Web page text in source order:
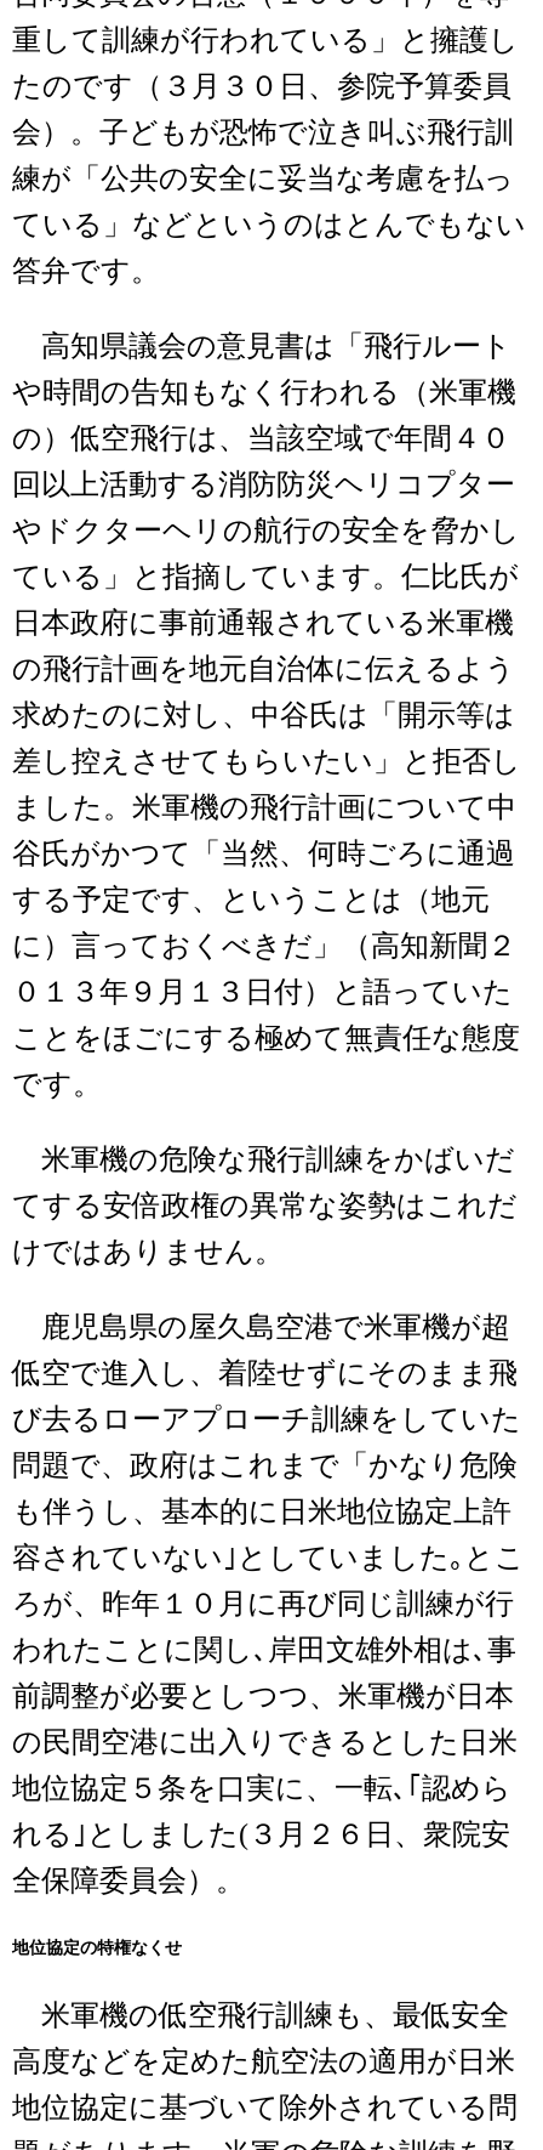
重して訓練が行われている」と擁護し
たのです（３月３０日、参院予算委員
会）。子どもが恐怖で泣き叫ぶ飛行訓
練が「公共の安全に妥当な考慮を払っ
ている」などというのはとんでもない
答弁です。
高知県議会の意見書は「飛行ルート
や時間の告知もなく行われる（米軍機
の）低空飛行は、当該空域で年間４０
回以上活動する消防防災ヘリコプター
やドクターヘリの航行の安全を脅かし
ている」と指摘しています。仁比氏が
日本政府に事前通報されている米軍機
の飛行計画を地元自治体に伝えるよう
求めたのに対し、中谷氏は「開示等は
差し控えさせてもらいたい」と拒否し
ました。米軍機の飛行計画について中
谷氏がかつて「当然、何時ごろに通過
する予定です、ということは（地元
に）言っておくべきだ」（高知新聞２
０１３年９月１３日付）と語っていた
ことをほごにする極めて無責任な態度
です。
米軍機の危険な飛行訓練をかばいだ
てする安倍政権の異常な姿勢はこれだ
けではありません。
鹿児島県の屋久島空港で米軍機が超
低空で進入し、着陸せずにそのまま飛
び去るローアプローチ訓練をしていた
問題で、政府はこれまで「かなり危険
も伴うし、基本的に日米地位協定上許
容されていない｣としていました｡とこ
ろが、昨年１０月に再び同じ訓練が行
われたことに関し､岸田文雄外相は､事
前調整が必要としつつ、米軍機が日本
の民間空港に出入りできるとした日米
地位協定５条を口実に、一転､｢認めら
れる｣としました(３月２６日、衆院安
全保障委員会）。
地位協定の特権なくせ
米軍機の低空飛行訓練も、最低安全
高度などを定めた航空法の適用が日米
地位協定に基づいて除外されている問